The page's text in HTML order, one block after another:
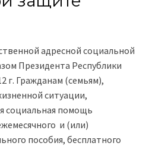
адресной социальной
Президента Республики
г. Гражданам (семьям),
ситуации,
социальная помощь
и (или)
пособия, бесплатного